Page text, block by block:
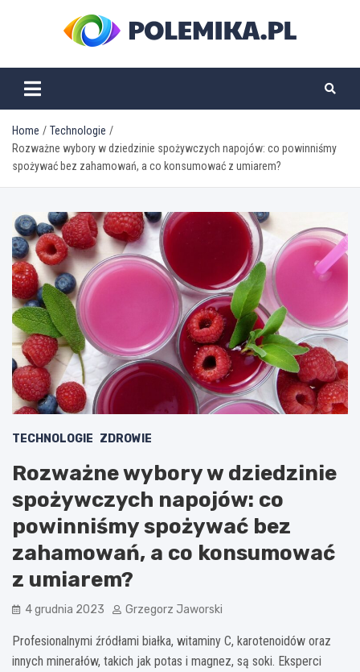
polemika.pl
Home
Technologie
Rozważne wybory w dziedzinie spożywczych napojów: co powinniśmy
spożywać bez zahamowań, a co konsumować z umiarem?
TECHNOLOGIE ZDROWIE
Rozważne wybory w dziedzinie
spożywczych napojów: co
powinniśmy spożywać bez
zahamowań, a co konsumować
z umiarem?
4 grudnia 2023 Grzegorz Jaworski
Profesionalnymi źródłami białka, witaminy C, karotenoidów oraz
innych minerałów, takich jak potas i magnez, są soki. Eksperci